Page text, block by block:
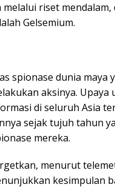
riset
Gelsemium.
spionase dunia maya
aksinya.
di seluruh Asia
sejak tujuh tahun
mereka.
menurut
kesimpulan